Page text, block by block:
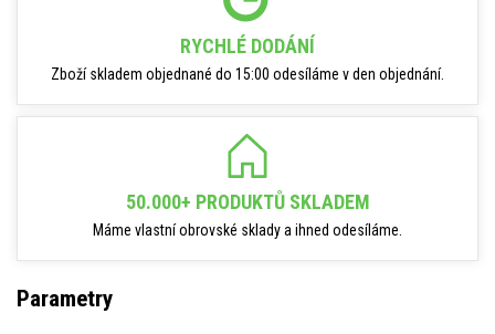
RYCHLÉ DODÁNÍ
Zboží skladem objednané do 15:00 odesíláme v den objednání.
50.000+ PRODUKTŮ SKLADEM
Máme vlastní obrovské sklady a ihned odesíláme.
Parametry